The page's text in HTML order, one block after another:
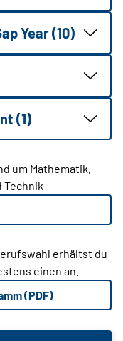
Year (10)
(1)
um Mathematik,
Technik
erhältst du
einen an.
(PDF)